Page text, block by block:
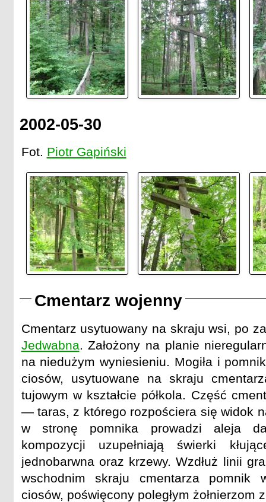
2002-05-30
Fot. Piotr Gapiński
Cmentarz wojenny
Cmentarz usytuowany na skraju wsi, po
Jedwabna. Założony na planie
na niedużym wyniesieniu. Mogiła i
ciosów, usytuowane na skraju
tujowym w kształcie półkola. Część
— taras, z którego rozpościera się widok
w stronę pomnika prowadzi aleja
kompozycji uzupełniają świerki
jednobarwna oraz krzewy. Wzdłuż linii
wschodnim skraju cmentarza pomnik
ciosów, poświęcony poległym żołnierzom